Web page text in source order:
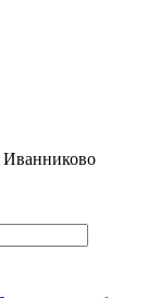
Иванниково